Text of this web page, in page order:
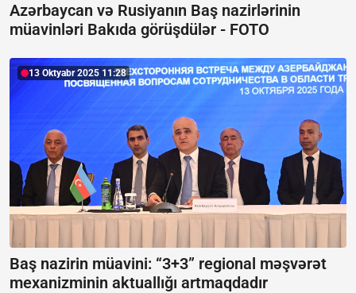
Azərbaycan və Rusiyanın Baş nazirlərinin
müavinləri Bakıda görüşdülər - FOTO
13 Oktyabr 2025 11:28
Baş nazirin müavini: “3+3” regional məşvərət
mexanizminin aktuallığı artmaqdadır